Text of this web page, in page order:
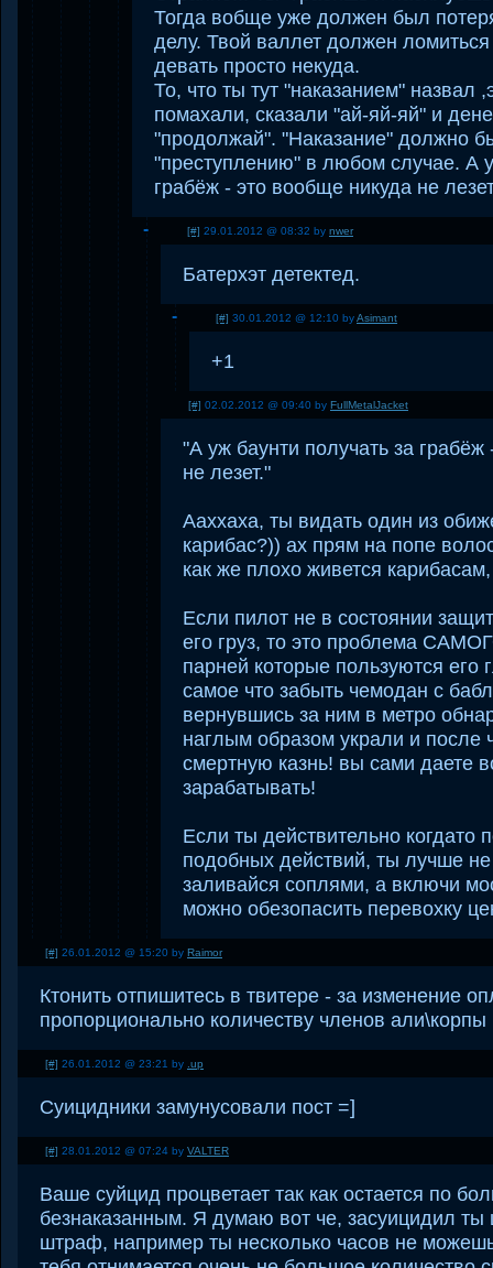
Тогда вобще уже должен был
делу. Твой валлет должен
девать просто некуда.
То, что ты тут "наказанием" назвал
помахали, сказали "ай-яй-яй" и
"продолжай". "Наказание" должно
"преступлению" в любом случае. А
грабёж - это вообще никуда не
[#] 29.01.2012 @ 08:32 by nwer
Батерхэт детектед.
[#] 30.01.2012 @ 12:10 byAsimant
+1
[#] 02.02.2012 @ 09:40 by FullMetalJacket
"А уж баунти получать за
не лезет."
Ааххаха, ты видать один из
карибас?)) ах прям на попе
как же плохо живется
Если пилот не в состоянии
его груз, то это проблема
парней которые пользуются его
самое что забыть чемодан с
вернувшись за ним в метро
наглым образом украли и после
смертную казнь! вы сами даете
зарабатывать!
Если ты действительно когдато
подобных действий, ты лучше
заливайся соплями, а включи
можно обезопасить перевохку
[#] 26.01.2012 @ 15:20 by Raimor
Ктонить отпишитесь в твитере - за изменение
пропорционально количеству членов али\корпы
[#] 26.01.2012 @ 23:21 by .up
Суицидники замунусовали пост =]
[#] 28.01.2012 @ 07:24 by VALTER
Ваше суйцид процветает так как остается по
безнаказанным. Я думаю вот че, засуицидил ты
штраф, например ты несколько часов не